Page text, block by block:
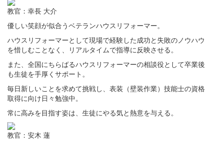
教官：幸長 大介
優しい笑顔が似合うベテランハウスリフォーマー。
ハウスリフォーマーとして現場で経験した成功と失敗のノウハウ
を惜しむことなく、リアルタイムで指導に反映させる。
また、全国にちらばるハウスリフォーマーの相談役として卒業後
も生徒を手厚くサポート。
毎日新しいことを求めて挑戦し、表装（壁装作業）技能士の資格
取得に向け日々勉強中。
常に高みを目指す姿は、生徒にやる気と熱意を与える。
教官：安木 蓮